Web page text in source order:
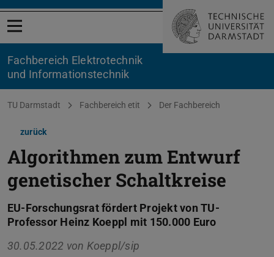
Menü öffnen
Fachbereich Elektrotechnik
und Informationstechnik
Sie befinden sich hier:
TU Darmstadt Fachbereich etit Der Fachbereich
zurück
Algorithmen zum Entwurf
genetischer Schaltkreise
EU-Forschungsrat fördert Projekt von TU-
Professor Heinz Koeppl mit 150.000 Euro
30.05.2022 von Koeppl/sip